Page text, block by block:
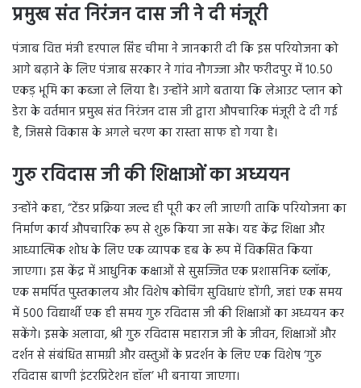
प्रमुख संत निरंजन दास जी ने दी मंजूरी
पंजाब वित्त मंत्री हरपाल सिंह चीमा ने जानकारी दी कि इस परियोजना को
आगे बढ़ाने के लिए पंजाब सरकार ने गांव नौगज्जा और फरीदपुर में 10.50
एकड़ भूमि का कब्जा ले लिया है। उन्होंने आगे बताया कि लेआउट प्लान को
डेरा के वर्तमान प्रमुख संत निरंजन दास जी द्वारा औपचारिक मंजूरी दे दी गई
है, जिससे विकास के अगले चरण का रास्ता साफ हो गया है।
गुरु रविदास जी की शिक्षाओं का अध्ययन
उन्होंने कहा, “टेंडर प्रक्रिया जल्द ही पूरी कर ली जाएगी ताकि परियोजना का
निर्माण कार्य औपचारिक रूप से शुरू किया जा सके। यह केंद्र शिक्षा और
आध्यात्मिक शोध के लिए एक व्यापक हब के रूप में विकसित किया
जाएगा। इस केंद्र में आधुनिक कक्षाओं से सुसज्जित एक प्रशासनिक ब्लॉक,
एक समर्पित पुस्तकालय और विशेष कोचिंग सुविधाएं होंगी, जहां एक समय
में 500 विद्यार्थी एक ही समय गुरु रविदास जी की शिक्षाओं का अध्ययन कर
सकेंगे। इसके अलावा, श्री गुरु रविदास महाराज जी के जीवन, शिक्षाओं और
दर्शन से संबंधित सामग्री और वस्तुओं के प्रदर्शन के लिए एक विशेष ‘गुरु
रविदास बाणी इंटरप्रिटेशन हॉल’ भी बनाया जाएगा।